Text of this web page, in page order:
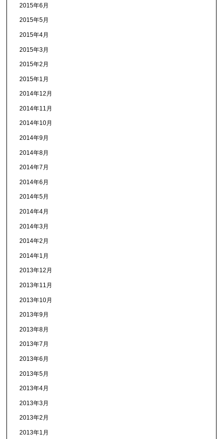
2015年6月
2015年5月
2015年4月
2015年3月
2015年2月
2015年1月
2014年12月
2014年11月
2014年10月
2014年9月
2014年8月
2014年7月
2014年6月
2014年5月
2014年4月
2014年3月
2014年2月
2014年1月
2013年12月
2013年11月
2013年10月
2013年9月
2013年8月
2013年7月
2013年6月
2013年5月
2013年4月
2013年3月
2013年2月
2013年1月